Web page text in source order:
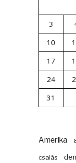
3
10
17
24
31
Amerika
csalás